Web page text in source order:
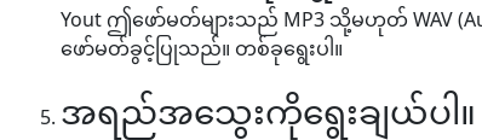
Yout ဤဖော်မတ်များသည် MP3 သို့မဟုတ် WAV
ဖော်မတ်ခွင့်ပြုသည်။ တစ်ခုရွေးပါ။
အရည်အသွေးကိုရွေးချယ်ပါ။